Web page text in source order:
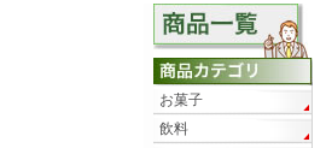
お菓子
飲料